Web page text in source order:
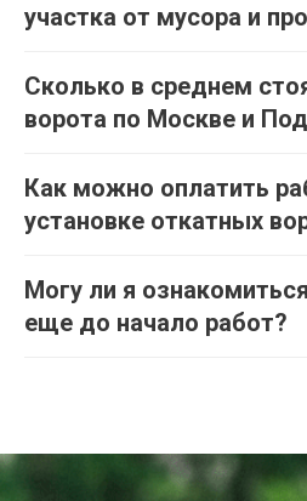
участка от мусора и
Сколько в среднем
ворота по Москве и
Как можно оплатить
установке откатных
Могу ли я
еще до начало работ?